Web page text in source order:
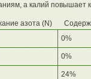
а калий повышает
азота (N)
0%
0%
24%